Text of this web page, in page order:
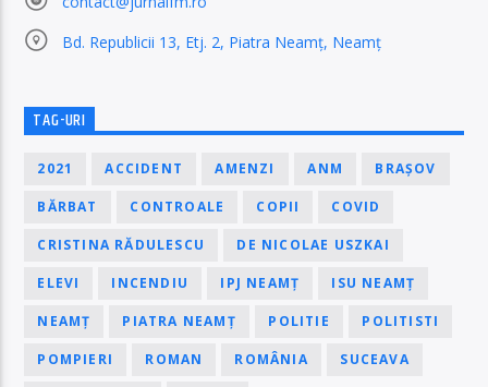
Bd. Republicii 13, Etj. 2, Piatra Neamț, Neamț
TAG-URI
2021 ACCIDENT AMENZI ANM BRAȘOV
BĂRBAT CONTROALE COPII COVID
CRISTINA RĂDULESCU DE NICOLAE USZKAI
ELEVI INCENDIU IPJ NEAMȚ ISU NEAMȚ
NEAMȚ PIATRA NEAMȚ POLITIE POLITISTI
POMPIERI ROMAN ROMÂNIA SUCEAVA